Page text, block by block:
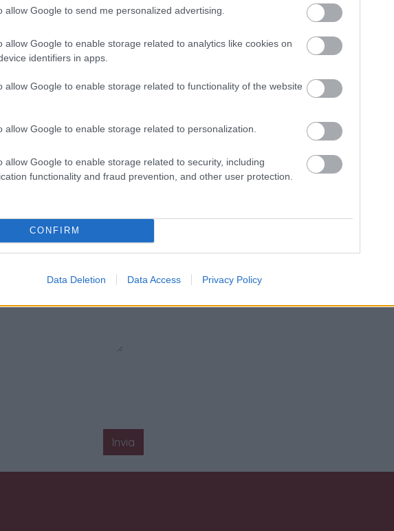
allow Google to send me personalized advertising.
allow Google to enable storage related to analytics like cookies on
identifiers in apps.
allow Google to enable storage related to functionality of the website
allow Google to enable storage related to personalization.
allow Google to enable storage related to security, including
functionality and fraud prevention, and other user protection.
CONFIRM
Data Deletion Data Access Privacy Policy
maggiori
una
Invia
Caratteristiche: Collana
Brillanti 1,3ct. G-VS,
Pietre:Solo Brillanti